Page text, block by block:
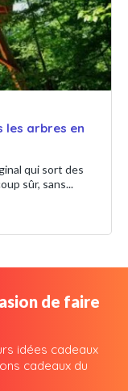
les arbres en
qui sort des
sûr, sans...
de faire
idées cadeaux
cadeaux du